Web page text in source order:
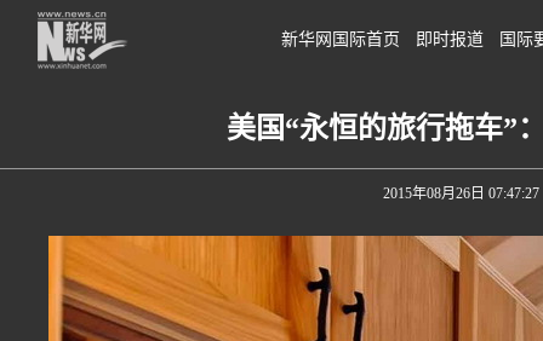
新华网国际首页 即时报道 国际
美国“永恒的旅行拖车”
2015年08月26日 07:47:27